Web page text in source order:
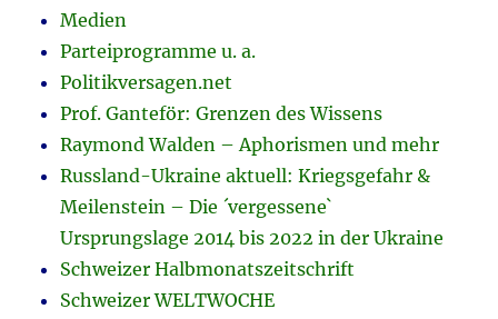
Medien
Parteiprogramme u. a.
Politikversagen.net
Prof. Ganteför: Grenzen des Wissens
Raymond Walden – Aphorismen und mehr
Russland-Ukraine aktuell: Kriegsgefahr &
Meilenstein – Die ´vergessene`
Ursprungslage 2014 bis 2022 in der Ukraine
Schweizer Halbmonatszeitschrift
Schweizer WELTWOCHE